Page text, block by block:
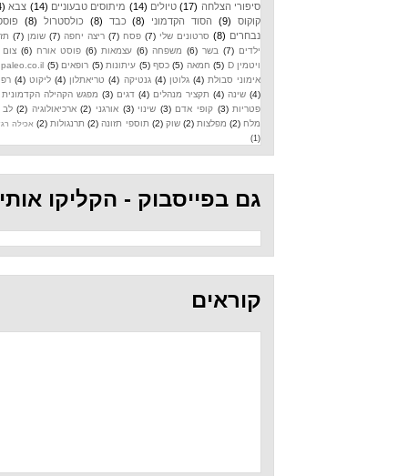
(17) טיולים (14) מיתוסים טבעוניים (14) צבא (14)
הסוד הקדמוני (8) כבד (8) כולסטרול (8)
פוסטים
סרטונים שלי (7) פסח (7) ריצה יחפה (7) שומן (7)
תזונת
(6) משפחה (6) עצמאות (6) פוסט אורח (6) צום (6)
חמאה (5) כסף (5) עיתונות (5) רופאים (5)
paleo.co.il
(4)
גלוטן (4) גנטיקה (4) טריאתלון (4) ליקוט (4) רפואה
תקציר מנהלים (4) דגים (3) מפגש הקהילה הקדמונית
(3)
קופי אדם (3) שינוי (3) אורגני (2) ארכיאולוגיה (2) לב (2)
(2) שוק (2) תוספי תזונה (2) תרנגולות (2) אכילה רגשית
גם בפייסבוק - הקליקו אותי